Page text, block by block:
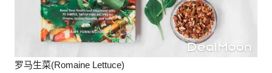
罗马生菜(Romaine Lettuce)